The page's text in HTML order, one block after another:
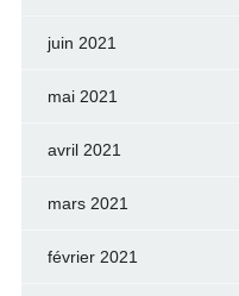
juin 2021
mai 2021
avril 2021
mars 2021
février 2021